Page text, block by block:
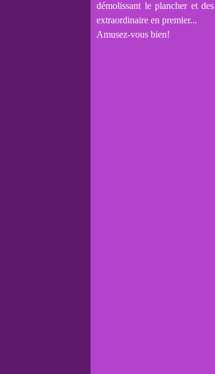
démolissant le plancher et
extraordinaire en premier...
Amusez-vous bien!